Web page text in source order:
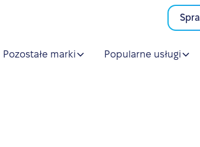
Pozostałe marki Popularne usługi